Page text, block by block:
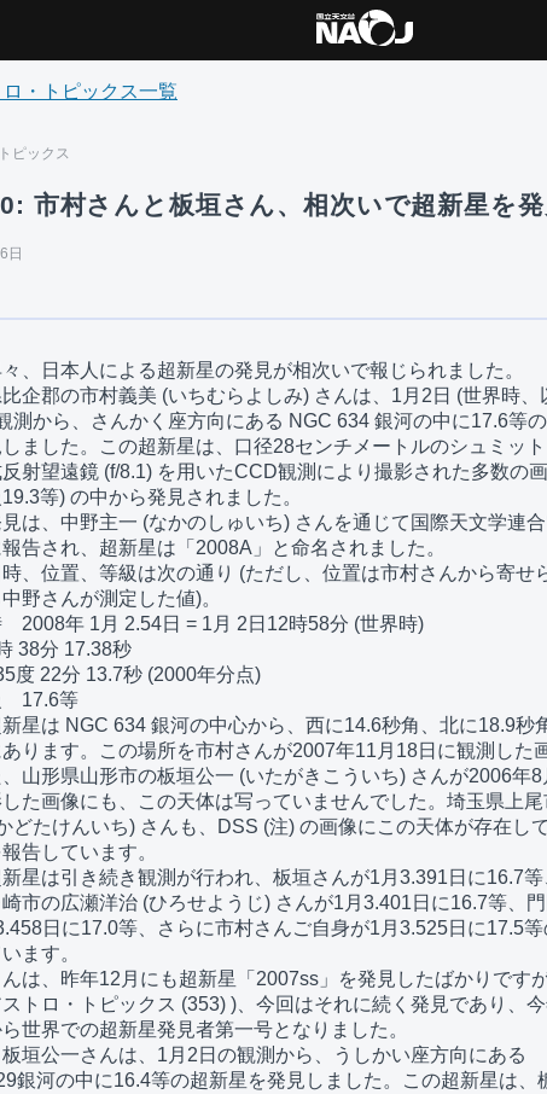
・トピックス一覧
ピックス
市村さんと板垣さん、相次いで超新星を
日
、日本人による超新星の発見が相次いで報じられました。
企郡の市村義美 (いちむらよしみ) さんは、1月2日 (世界時、
測から、さんかく座方向にある NGC 634 銀河の中に17.6等
ました。この超新星は、口径28センチメートルのシュミッ
射望遠鏡 (f/8.1) を用いたCCD観測により撮影された多数の
等) の中から発見されました。
は、中野主一 (なかのしゅいち) さんを通じて国際天文学連合
告され、超新星は「2008A」と命名されました。
、位置、等級は次の通り (ただし、位置は市村さんから寄せ
野さんが測定した値)。
2008年 1月 2.54日 = 1月 2日12時58分 (世界時)
38分 17.38秒
度 22分 13.7秒 (2000年分点)
17.6等
星は NGC 634 銀河の中心から、西に14.6秒角、北に18.9秒
ります。この場所を市村さんが2007年11月18日に観測した
、山形県山形市の板垣公一 (いたがきこういち) さんが2006年8
した画像にも、この天体は写っていませんでした。埼玉県上尾
どたけんいち) さんも、DSS (注) の画像にこの天体が存在し
告しています。
星は引き続き観測が行われ、板垣さんが1月3.391日に16.7等
崎市の広瀬洋治 (ひろせようじ) さんが1月3.401日に16.7等、門
日に17.0等、さらに市村さんご自身が1月3.525日に17.5等
ます。
は、昨年12月にも超新星「2007ss」を発見したばかりです
トロ・トピックス (353) )、今回はそれに続く発見であり、
世界での超新星発見者第一号となりました。
垣公一さんは、1月2日の観測から、うしかい座方向にある
銀河の中に16.4等の超新星を発見しました。この超新星は、